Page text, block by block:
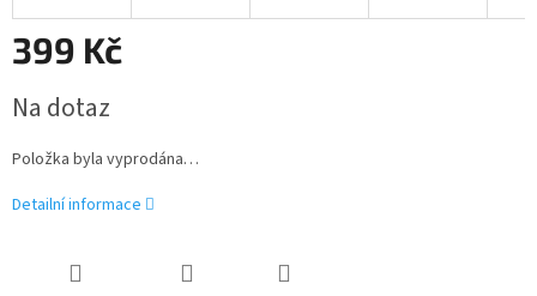
399 Kč
cena:
Na dotaz
Položka byla vyprodána…
Detailní informace